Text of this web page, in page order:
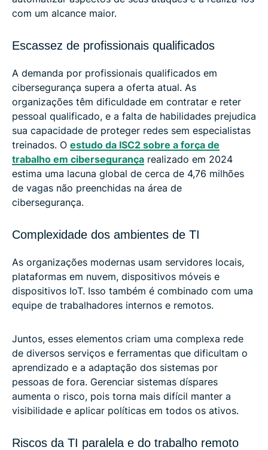
com um alcance maior.
Escassez de profissionais qualificados
A demanda por profissionais qualificados em
cibersegurança supera a oferta atual. As
organizações têm dificuldade em contratar e reter
pessoal qualificado, e a falta de habilidades prejudica
sua capacidade de proteger redes sem especialistas
treinados. O estudo da ISC2 sobre a força de
trabalho em cibersegurança realizado em 2024
estima uma lacuna global de cerca de 4,76 milhões
de vagas não preenchidas na área de
cibersegurança.
Complexidade dos ambientes de TI
As organizações modernas usam servidores locais,
plataformas em nuvem, dispositivos móveis e
dispositivos IoT. Isso também é combinado com uma
equipe de trabalhadores internos e remotos.
Juntos, esses elementos criam uma complexa rede
de diversos serviços e ferramentas que dificultam o
aprendizado e a adaptação dos sistemas por
pessoas de fora. Gerenciar sistemas díspares
aumenta o risco, pois torna mais difícil manter a
visibilidade e aplicar políticas em todos os ativos.
Riscos da TI paralela e do trabalho remoto